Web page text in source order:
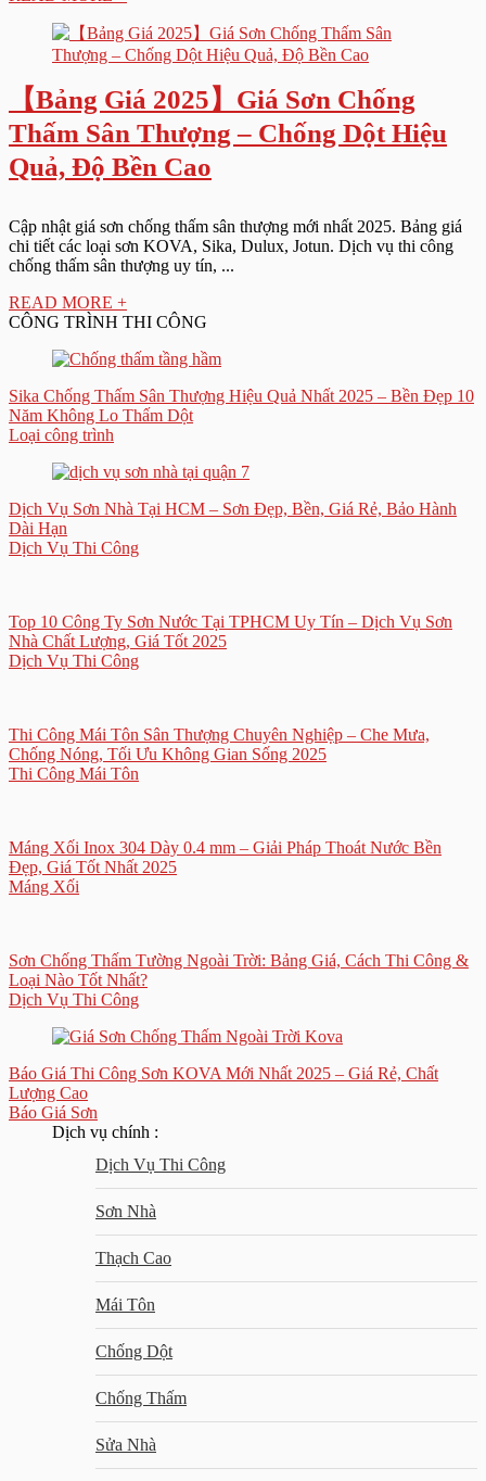
【Bảng Giá 2025】Giá Sơn Chống
Thấm Sân Thượng – Chống Dột Hiệu
Quả, Độ Bền Cao
Cập nhật giá sơn chống thấm sân thượng mới nhất 2025. Bảng giá
chi tiết các loại sơn KOVA, Sika, Dulux, Jotun. Dịch vụ thi công
chống thấm sân thượng uy tín, ...
READ MORE +
CÔNG TRÌNH THI CÔNG
Sika Chống Thấm Sân Thượng Hiệu Quả Nhất 2025 – Bền Đẹp 10
Năm Không Lo Thấm Dột
Loại công trình
Dịch Vụ Sơn Nhà Tại HCM – Sơn Đẹp, Bền, Giá Rẻ, Bảo Hành
Dài Hạn
Dịch Vụ Thi Công
Top 10 Công Ty Sơn Nước Tại TPHCM Uy Tín – Dịch Vụ Sơn
Nhà Chất Lượng, Giá Tốt 2025
Dịch Vụ Thi Công
Thi Công Mái Tôn Sân Thượng Chuyên Nghiệp – Che Mưa,
Chống Nóng, Tối Ưu Không Gian Sống 2025
Thi Công Mái Tôn
Máng Xối Inox 304 Dày 0.4 mm – Giải Pháp Thoát Nước Bền
Đẹp, Giá Tốt Nhất 2025
Máng Xối
Sơn Chống Thấm Tường Ngoài Trời: Bảng Giá, Cách Thi Công &
Loại Nào Tốt Nhất?
Dịch Vụ Thi Công
Báo Giá Thi Công Sơn KOVA Mới Nhất 2025 – Giá Rẻ, Chất
Lượng Cao
Báo Giá Sơn
Dịch vụ chính :
Dịch Vụ Thi Công
Sơn Nhà
Thạch Cao
Mái Tôn
Chống Dột
Chống Thấm
Sửa Nhà